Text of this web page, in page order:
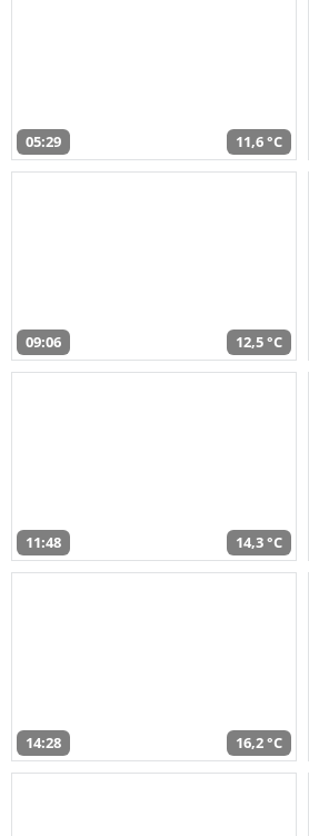
05:29 11,6 °C
09:06 12,5 °C
11:48 14,3 °C
14:28 16,2 °C